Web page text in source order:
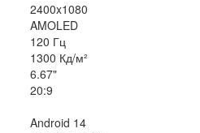
2400x1080
AMOLED
120 Гц
1300 Кд/м²
6.67"
20:9
Android 14